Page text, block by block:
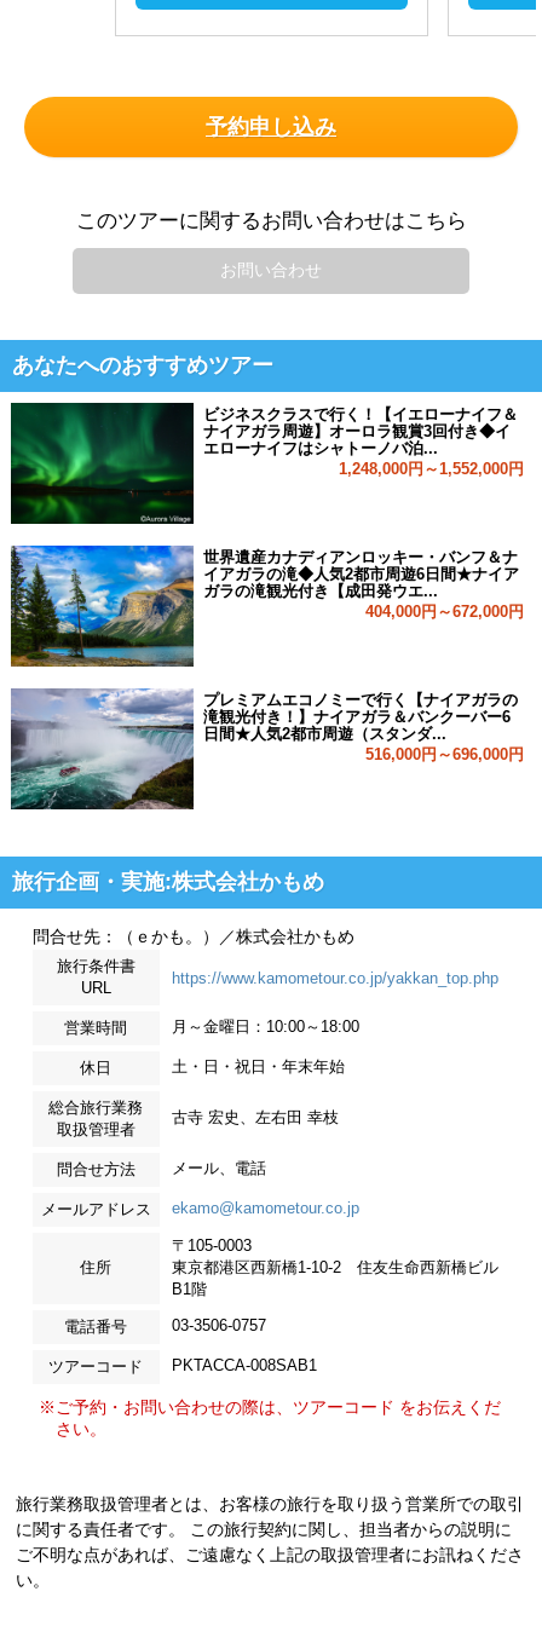
予約申し込み
このツアーに関するお問い合わせはこちら
お問い合わせ
あなたへのおすすめツアー
ビジネスクラスで行く！【イエローナイフ＆
ナイアガラ周遊】オーロラ観賞3回付き◆イ
エローナイフはシャトーノバ泊...
1,248,000円～1,552,000円
世界遺産カナディアンロッキー・バンフ＆ナ
イアガラの滝◆人気2都市周遊6日間★ナイア
ガラの滝観光付き【成田発ウエ...
404,000円～672,000円
プレミアムエコノミーで行く【ナイアガラの
滝観光付き！】ナイアガラ＆バンクーバー6
日間★人気2都市周遊（スタンダ...
516,000円～696,000円
旅行企画・実施:株式会社かもめ
問合せ先：（ｅかも。）／株式会社かもめ
旅行条件書
URL
https://www.kamometour.co.jp/yakkan_top.php
営業時間 月～金曜日：10:00～18:00
休日 土・日・祝日・年末年始
総合旅行業務
取扱管理者
古寺 宏史、左右田 幸枝
問合せ方法 メール、電話
メールアドレス ekamo@kamometour.co.jp
住所
〒105-0003
東京都港区西新橋1-10-2 住友生命西新橋ビル
B1階
電話番号 03-3506-0757
ツアーコード PKTACCA-008SAB1
※ご予約・お問い合わせの際は、ツアーコード をお伝えくだ
さい。
旅行業務取扱管理者とは、お客様の旅行を取り扱う営業所での取引
に関する責任者です。 この旅行契約に関し、担当者からの説明に
ご不明な点があれば、ご遠慮なく上記の取扱管理者にお訊ねくださ
い。